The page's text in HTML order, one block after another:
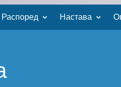
Распоред Настава